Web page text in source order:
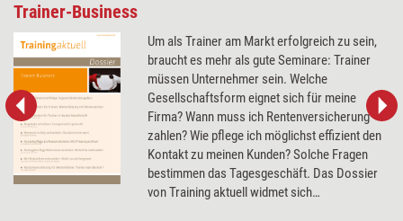
Trainer-Business
Um als Trainer am Markt erfolgreich zu sein,
braucht es mehr als gute Seminare: Trainer
müssen Unternehmer sein. Welche
Gesellschaftsform eignet sich für meine
Firma? Wann muss ich Rentenversicherung
zahlen? Wie pflege ich möglichst effizient den
Kontakt zu meinen Kunden? Solche Fragen
bestimmen das Tagesgeschäft. Das Dossier
von Training aktuell widmet sich